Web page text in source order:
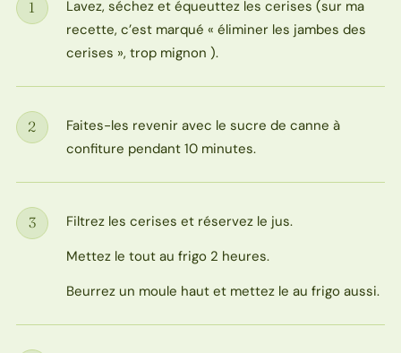
Étape
1
Lavez, séchez et équeuttez les cerises (sur ma
recette, c’est marqué « éliminer les jambes des
cerises », trop mignon ).
Étape
2
Faites-les revenir avec le sucre de canne à
confiture pendant 10 minutes.
Étape
3
Filtrez les cerises et réservez le jus.
Mettez le tout au frigo 2 heures.
Beurrez un moule haut et mettez le au frigo aussi.